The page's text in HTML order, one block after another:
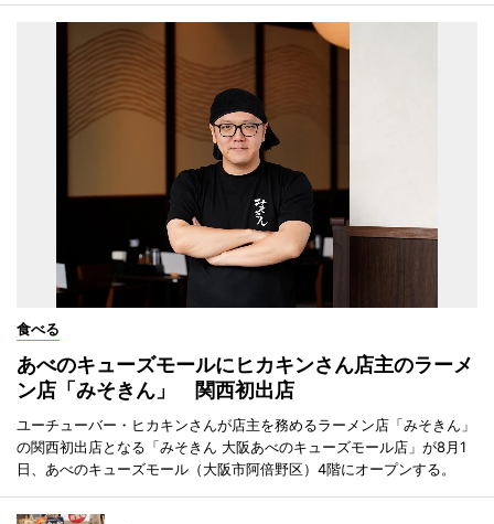
食べる
あべのキューズモールにヒカキンさん店主のラーメ
ン店「みそきん」 関西初出店
ユーチューバー・ヒカキンさんが店主を務めるラーメン店「みそきん」
の関西初出店となる「みそきん 大阪あべのキューズモール店」が8月1
日、あべのキューズモール（大阪市阿倍野区）4階にオープンする。